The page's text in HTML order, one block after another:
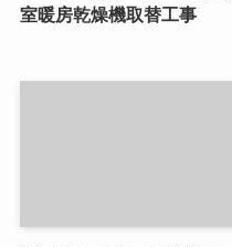
室暖房乾燥機取替工事